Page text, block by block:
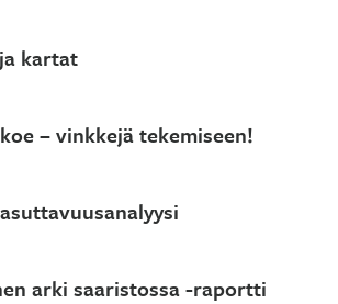
kartat
– vinkkejä tekemiseen!
arki saaristossa -raportti